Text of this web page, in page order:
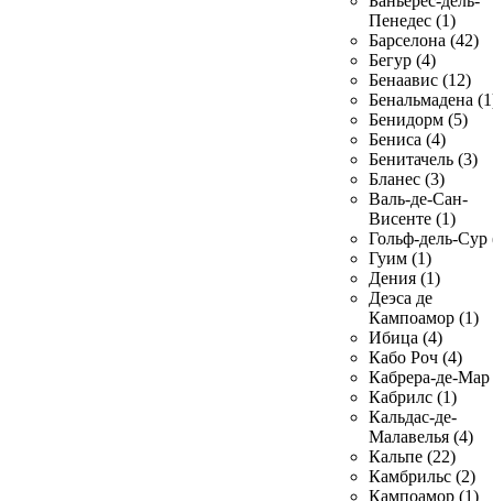
Пенедес (1)
Барселона (42)
Бегур (4)
Бенаавис (12)
Бенальмадена
Бенидорм (5)
Бениса (4)
Бенитачель (3)
Бланес (3)
Валь-де-Сан-
Висенте (1)
Гольф-дель-Сур
Гуим (1)
Дения (1)
Деэса де
Кампоамор (1)
Ибица (4)
Кабо Роч (4)
Кабрера-де-Мар
Кабрилс (1)
Кальдас-де-
Малавелья (4)
Кальпе (22)
Камбрильс (2)
Кампоамор (1)